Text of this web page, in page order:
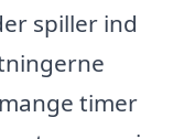
spiller ind
timer